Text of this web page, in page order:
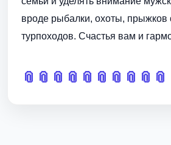
вроде рыбалки, охоты,
турпоходов. Счастья вам и
📎 📎 📎 📎 📎 📎 📎 📎 📎 📎